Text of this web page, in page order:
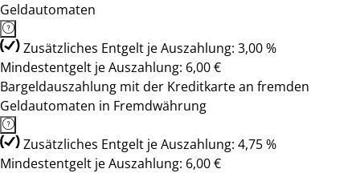
Geldautomaten
Zusätzliches Entgelt je Auszahlung: 3,00 %
Mindestentgelt je Auszahlung: 6,00 €
Bargeldauszahlung mit der Kreditkarte an fremden
Geldautomaten in Fremdwährung
Zusätzliches Entgelt je Auszahlung: 4,75 %
Mindestentgelt je Auszahlung: 6,00 €